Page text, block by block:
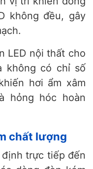
không đều, gây
LED nội thất cho
không có chỉ số
hơi ẩm xâm
hỏng hóc hoàn
chất lượng
trực tiếp đến